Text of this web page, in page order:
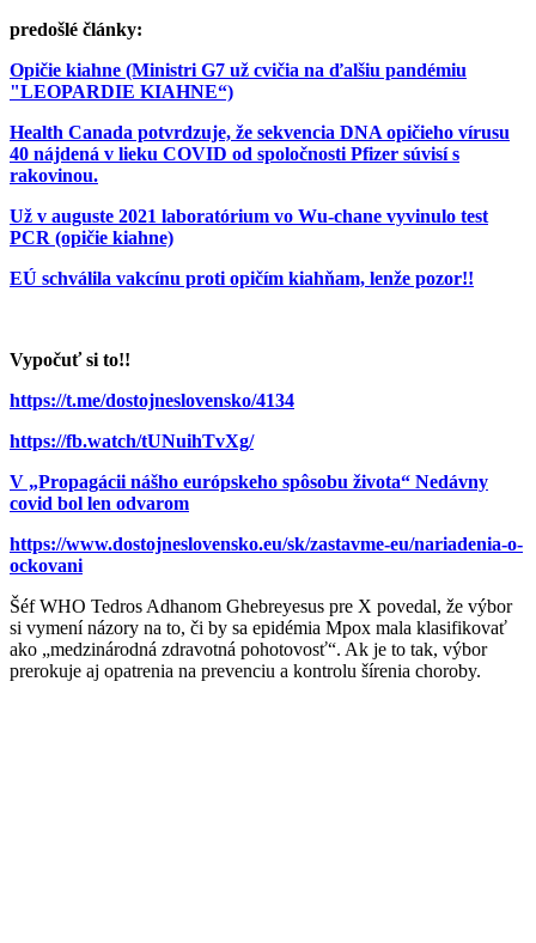
predošlé články:
Opičie kiahne (Ministri G7 už cvičia na ďalšiu pandémiu
"LEOPARDIE KIAHNE“)
Health Canada potvrdzuje, že sekvencia DNA opičieho vírusu
40 nájdená v lieku COVID od spoločnosti Pfizer súvisí s
rakovinou.
Už v auguste 2021 laboratórium vo Wu-chane vyvinulo test
PCR (opičie kiahne)
EÚ schválila vakcínu proti opičím kiahňam, lenže pozor!!
Vypočuť si to!!
https://t.me/dostojneslovensko/4134
https://fb.watch/tUNuihTvXg/
V „Propagácii nášho európskeho spôsobu života“ Nedávny
covid bol len odvarom
https://www.dostojneslovensko.eu/sk/zastavme-eu/nariadenia-o-
ockovani
Šéf WHO Tedros Adhanom Ghebreyesus pre X povedal, že výbor
si vymení názory na to, či by sa epidémia Mpox mala klasifikovať
ako „medzinárodná zdravotná pohotovosť“. Ak je to tak, výbor
prerokuje aj opatrenia na prevenciu a kontrolu šírenia choroby.